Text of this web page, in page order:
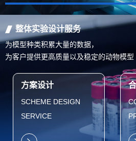
整体实验设计服务
为模型种类积累大量的数据，
为客户提供更高质量以及稳定的动物模型
方案设计
SCHEME DESIGN
SERVICE